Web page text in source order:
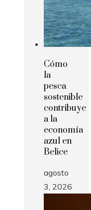
Cómo
la
pesca
sostenible
contribuye
a la
economía
azul en
Belice
agosto
3, 2026